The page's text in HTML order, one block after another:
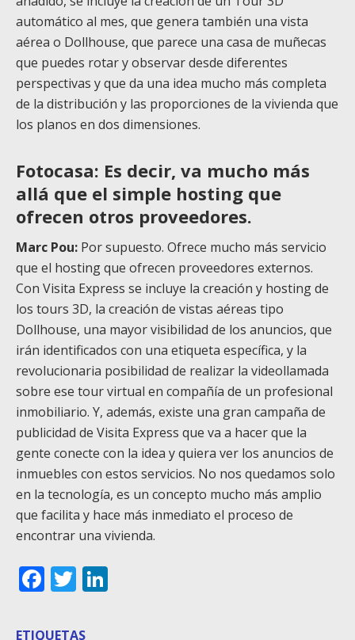
automático al mes, que genera también una vista
aérea o Dollhouse, que parece una casa de muñecas
que puedes rotar y observar desde diferentes
perspectivas y que da una idea mucho más completa
de la distribución y las proporciones de la vivienda que
los planos en dos dimensiones.
Fotocasa: Es decir, va mucho más
allá que el simple hosting que
ofrecen otros proveedores.
Marc Pou: Por supuesto. Ofrece mucho más servicio
que el hosting que ofrecen proveedores externos.
Con Visita Express se incluye la creación y hosting de
los tours 3D, la creación de vistas aéreas tipo
Dollhouse, una mayor visibilidad de los anuncios, que
irán identificados con una etiqueta específica, y la
revolucionaria posibilidad de realizar la videollamada
sobre ese tour virtual en compañía de un profesional
inmobiliario. Y, además, existe una gran campaña de
publicidad de Visita Express que va a hacer que la
gente conecte con la idea y quiera ver los anuncios de
inmuebles con estos servicios. No nos quedamos solo
en la tecnología, es un concepto mucho más amplio
que facilita y hace más inmediato el proceso de
encontrar una vivienda.
Facebook
Twitter
ETIQUETAS